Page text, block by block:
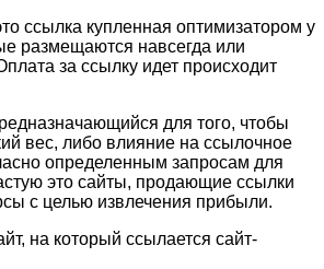
ссылка купленная оптимизатором у
размещаются навсегда или
за ссылку идет происходит
для того, чтобы
вес, либо влияние на ссылочное
определенным запросам для
это сайты, продающие ссылки
с целью извлечения прибыли.
на который ссылается сайт-